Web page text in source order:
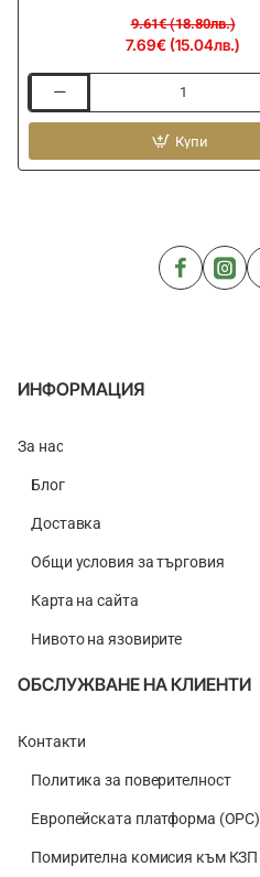
7.69€ (15.04лв.)
9.61€ (18.80лв.)
за
PRESTON
Купи
ИНФОРМАЦИЯ
За нас
Блог
Доставка
Общи условия за търговия
Карта на сайта
Нивото на язовирите
ОБСЛУЖВАНЕ НА КЛИЕНТИ
Контакти
Политика за поверителност
Европейската платформа (ОРС)
Помирителна комисия към КЗП